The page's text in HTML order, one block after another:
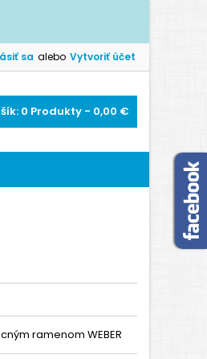
sa alebo Vytvoriť účet
0 Produkty - 0,00 €
ramenom WEBER